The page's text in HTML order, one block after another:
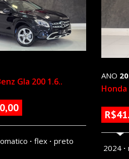
Gla 200 1.6..
flex preto
ANO
Honda
2024